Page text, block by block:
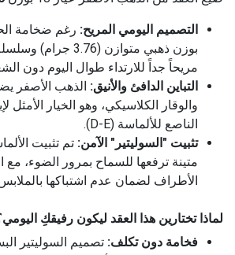
التصميم اليومي المريح: رغم ضخامة
بوزن ذهبي متوازن
مريحاً جداً للارتداء طوال اليوم دون
التباين الدافئ والأنيق: الذهب الأصفر
والوقار الكلاسيكي، وهو الخيار الأمثل
الناصع للألماسة (D-E).
تثبيت "السوليتير" الآمن: تم تثبيت
متينة ترفعها للسماح بمرور الضوء،
الأطراف لضمان عدم اشتباكها
لماذا تختارين هذا العقد ليكون رفيقكِ
فخامة دون تكلف: تصميم السوليتير